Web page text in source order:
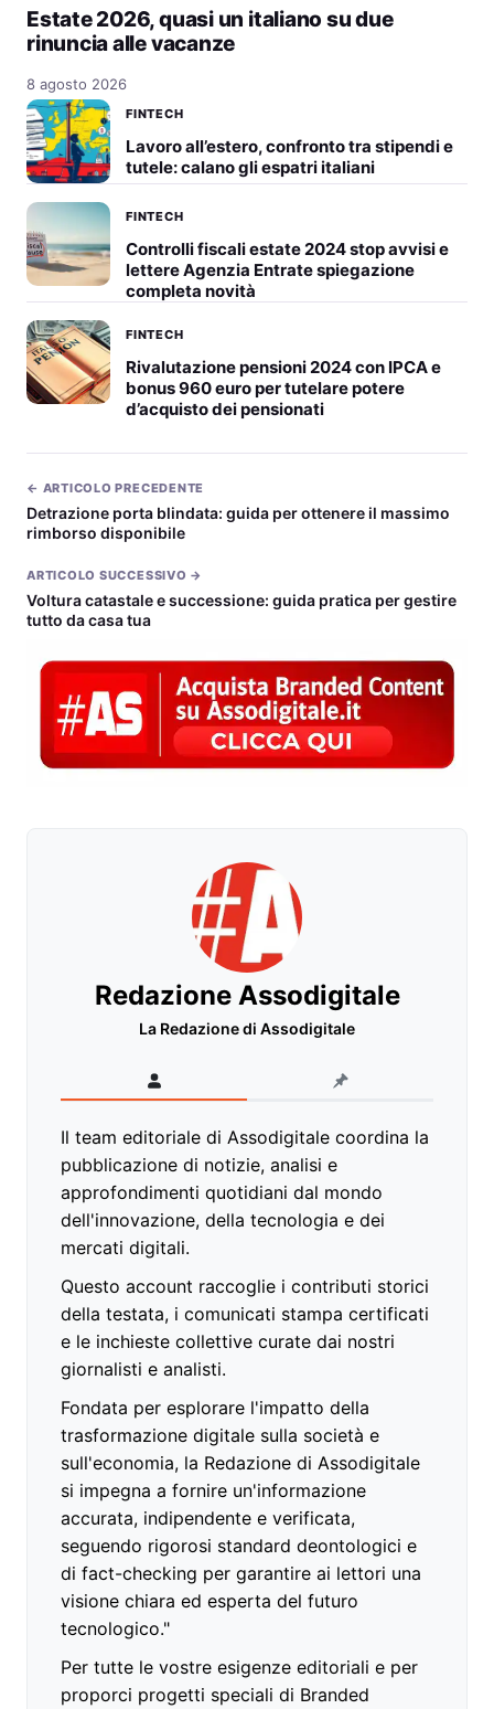
Estate 2026, quasi un italiano su due
rinuncia alle vacanze
8 agosto 2026
FINTECH
Lavoro all’estero, confronto tra stipendi e
tutele: calano gli espatri italiani
FINTECH
Controlli fiscali estate 2024 stop avvisi e
lettere Agenzia Entrate spiegazione
completa novità
FINTECH
Rivalutazione pensioni 2024 con IPCA e
bonus 960 euro per tutelare potere
d’acquisto dei pensionati
← ARTICOLO PRECEDENTE
Detrazione porta blindata: guida per ottenere il massimo
rimborso disponibile
ARTICOLO SUCCESSIVO →
Voltura catastale e successione: guida pratica per gestire
tutto da casa tua
Redazione Assodigitale
La Redazione di Assodigitale
Il team editoriale di Assodigitale coordina la
pubblicazione di notizie, analisi e
approfondimenti quotidiani dal mondo
dell'innovazione, della tecnologia e dei
mercati digitali.
Questo account raccoglie i contributi storici
della testata, i comunicati stampa certificati
e le inchieste collettive curate dai nostri
giornalisti e analisti.
Fondata per esplorare l'impatto della
trasformazione digitale sulla società e
sull'economia, la Redazione di Assodigitale
si impegna a fornire un'informazione
accurata, indipendente e verificata,
seguendo rigorosi standard deontologici e
di fact-checking per garantire ai lettori una
visione chiara ed esperta del futuro
tecnologico."
Per tutte le vostre esigenze editoriali e per
proporci progetti speciali di Branded